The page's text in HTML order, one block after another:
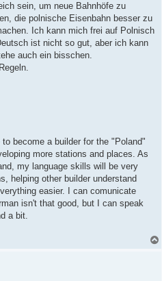
sein, um neue Bahnhöfe zu
die polnische Eisenbahn besser zu
Ich kann mich frei auf Polnisch
ist nicht so gut, aber ich kann
auch ein bisschen.
become a builder for the "Poland"
more stations and places. As
my language skills will be very
helping other builder understand
easier. I can comunicate
isn't that good, but I can speak
a bit.